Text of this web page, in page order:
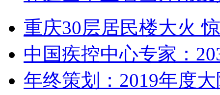
重庆30层居民楼大火
中国疾控中心专家：
年终策划：2019年度